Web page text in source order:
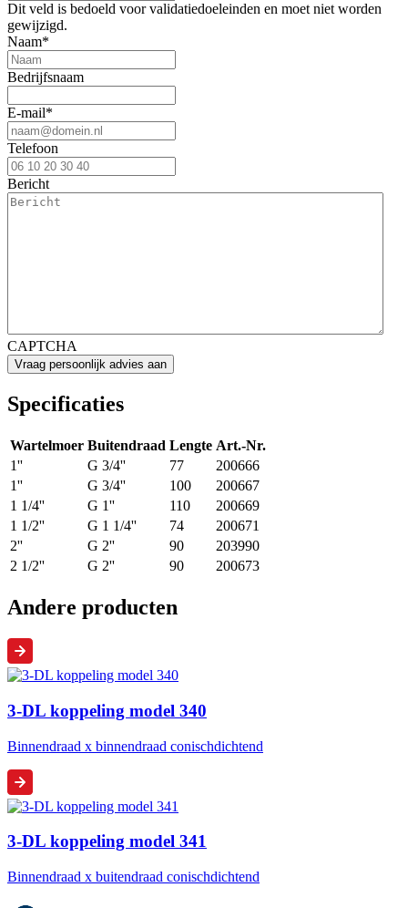
Dit veld is bedoeld voor validatiedoeleinden en moet niet worden
gewijzigd.
Naam*
Bedrijfsnaam
E-mail*
Telefoon
Bericht
CAPTCHA
Specificaties
Wartelmoer Buitendraad Lengte Art.-Nr.
1''
G 3/4'' 77
200666
1''
G 3/4'' 100
200667
1 1/4''
G 1'' 110
200669
1 1/2''
G 1 1/4'' 74
200671
2''
G 2'' 90
203990
2 1/2''
G 2'' 90 200673
Andere producten
3-DL koppeling model 340
Binnendraad x binnendraad conischdichtend
3-DL koppeling model 341
Binnendraad x buitendraad conischdichtend